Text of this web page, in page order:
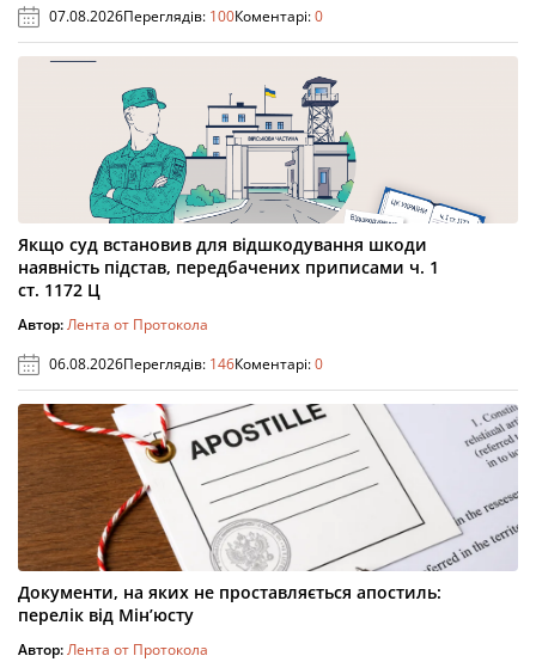
07.08.2026Переглядів: 100Коментарі:0
Якщо суд встановив для відшкодування шкоди
наявність підстав, передбачених приписами ч. 1
ст. 1172 Ц
Автор:Лента от Протокола
06.08.2026Переглядів: 146Коментарі:0
Документи, на яких не проставляється апостиль:
перелік від Мін’юсту
Автор:Лента от Протокола